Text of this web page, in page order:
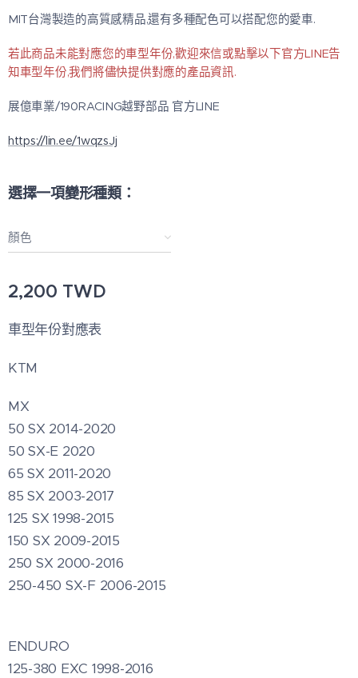
MIT台灣製造的高質感精品,還有多種配色可以搭配您的愛車.
若此商品未能對應您的車型年份,歡迎來信或點擊以下官方LINE告
知車型年份,我們將儘快提供對應的產品資訊.
展億車業/190RACING越野部品 官方LINE
https://lin.ee/1wqzsJj
選擇一項變形種類：
顏色
2,200 TWD
車型年份對應表
KTM
MX
50 SX 2014-2020
50 SX-E 2020
65 SX 2011-2020
85 SX 2003-2017
125 SX 1998-2015
150 SX 2009-2015
250 SX 2000-2016
250-450 SX-F 2006-2015
ENDURO
125-380 EXC 1998-2016